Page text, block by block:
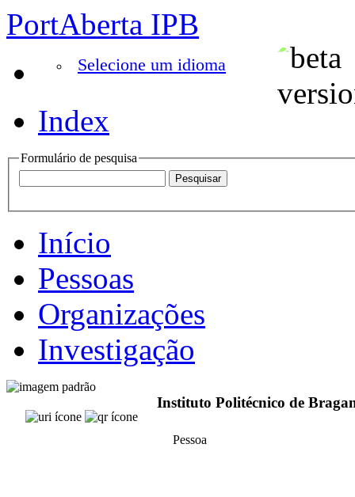
PortAberta IPB
Selecione um idioma
Index
Formulário de pesquisa
Início
Pessoas
Organizações
Investigação
Instituto Politécnico de
Pessoa